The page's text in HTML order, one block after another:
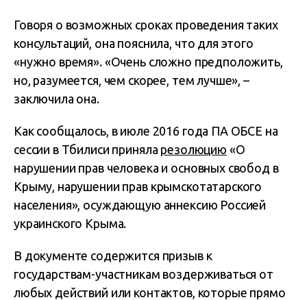
Говоря о возможных сроках проведения таких
консультаций, она пояснила, что для этого
«нужно время». «Очень сложно предположить,
но, разумеется, чем скорее, тем лучше», –
заключила она.
Как сообщалось, в июле 2016 года ПА ОБСЕ на
сессии в Тбилиси приняла резолюцию «О
нарушении прав человека и основных свобод в
Крыму, нарушении прав крымскотатарского
населения», осуждающую аннексию Россией
украинского Крыма.
В документе содержится призыв к
государствам-участникам воздерживаться от
любых действий или контактов, которые прямо